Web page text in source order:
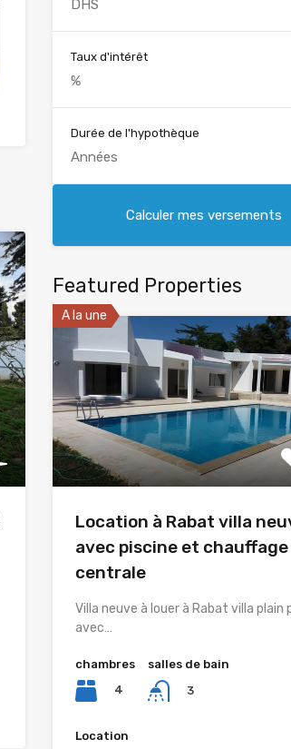
Taux d'intérêt
Durée de l'hypothèque
Featured Properties
A la une
Location à Rabat villa
avec piscine et chauffage
centrale
Villa neuve à louer à Rabat villa plain
avec…
chambres
4
salles de bain
3
Location